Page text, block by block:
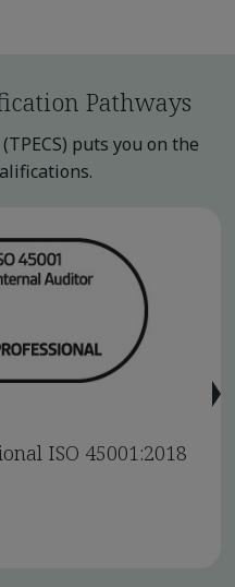
Pathways
puts you on the
ISO 45001:2018